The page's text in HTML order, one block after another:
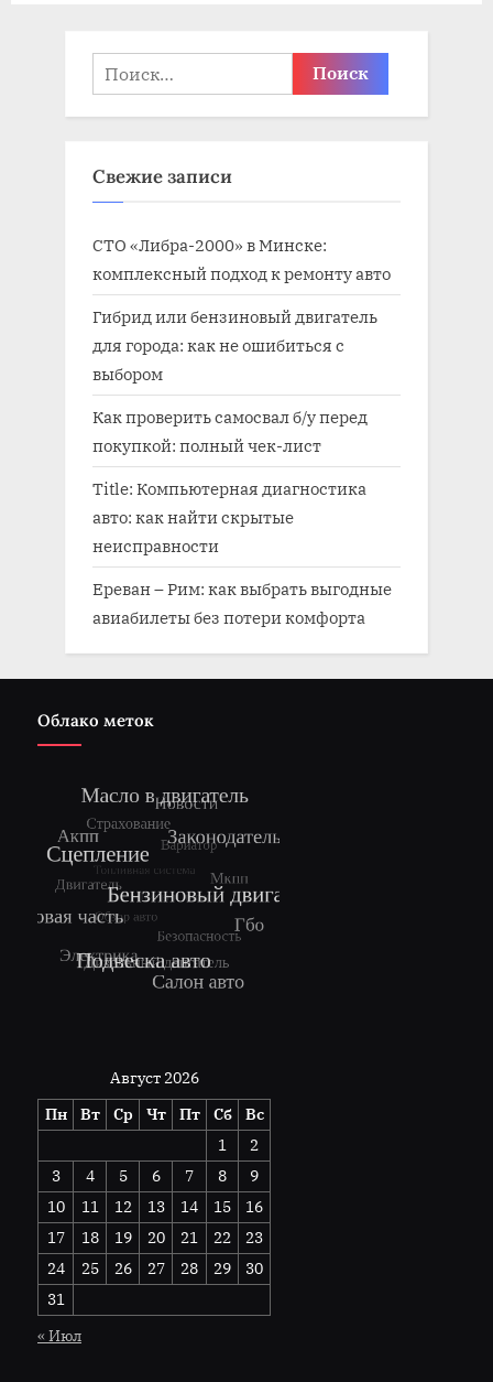
Найти:
Свежие записи
СТО «Либра-2000» в Минске:
комплексный подход к ремонту авто
Гибрид или бензиновый двигатель
для города: как не ошибиться с
выбором
Как проверить самосвал б/у перед
покупкой: полный чек-лист
Title: Компьютерная диагностика
авто: как найти скрытые
неисправности
Ереван – Рим: как выбрать выгодные
авиабилеты без потери комфорта
Облако меток
Август 2026
Пн
Вт Ср Чт Пт Сб
Вс
1
2
3
4 5 6 7 8
9
10
11 12 13 14 15
16
17
18 19 20 21 22
23
24
25 26 27 28 29
30
31
« Июл